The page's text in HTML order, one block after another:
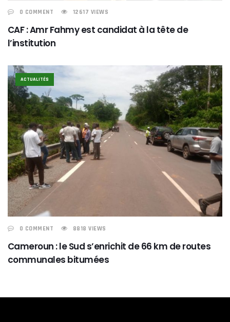
0 COMMENT 12617 VIEWS
CAF : Amr Fahmy est candidat à la tête de
l’institution
ACTUALITÉS
0 COMMENT 8818 VIEWS
Cameroun : le Sud s’enrichit de 66 km de routes
communales bitumées